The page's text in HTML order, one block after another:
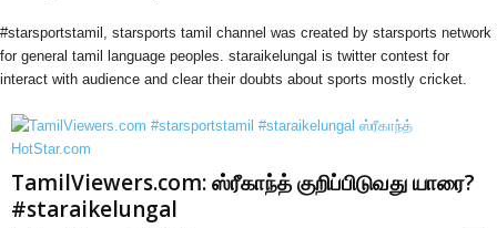
#starsportstamil, starsports tamil channel was created by starsports network
for general tamil language peoples. staraikelungal is twitter contest for
interact with audience and clear their doubts about sports mostly cricket.
TamilViewers.com: ஸ்ரீகாந்த் குறிப்பிடுவது யாரை?
#staraikelungal